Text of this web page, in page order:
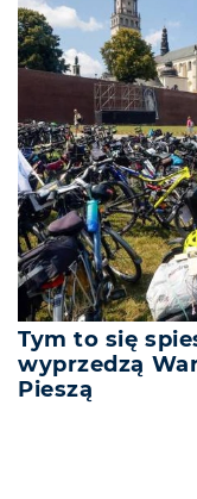
Tym to się
wyprzedzą
Pieszą